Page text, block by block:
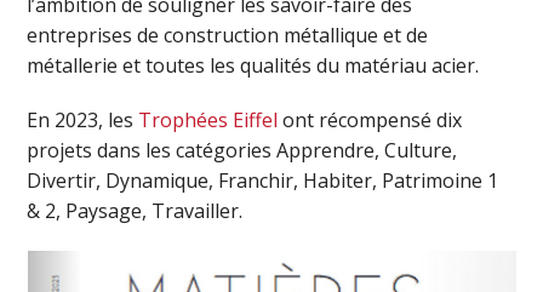
entreprises de construction métallique et de
métallerie et toutes les qualités du matériau acier.
En 2023, les Trophées Eiffel ont récompensé dix
projets dans les catégories Apprendre, Culture,
Divertir, Dynamique, Franchir, Habiter, Patrimoine 1
& 2, Paysage, Travailler.